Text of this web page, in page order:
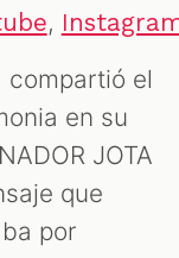
,
compartió el
en su
JOTA
que
por